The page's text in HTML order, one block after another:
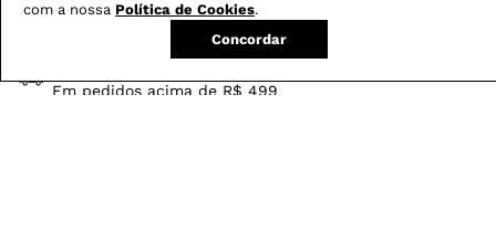
com a nossa Política de Cookies.
Concordar
Em pedidos acima de R$ 499